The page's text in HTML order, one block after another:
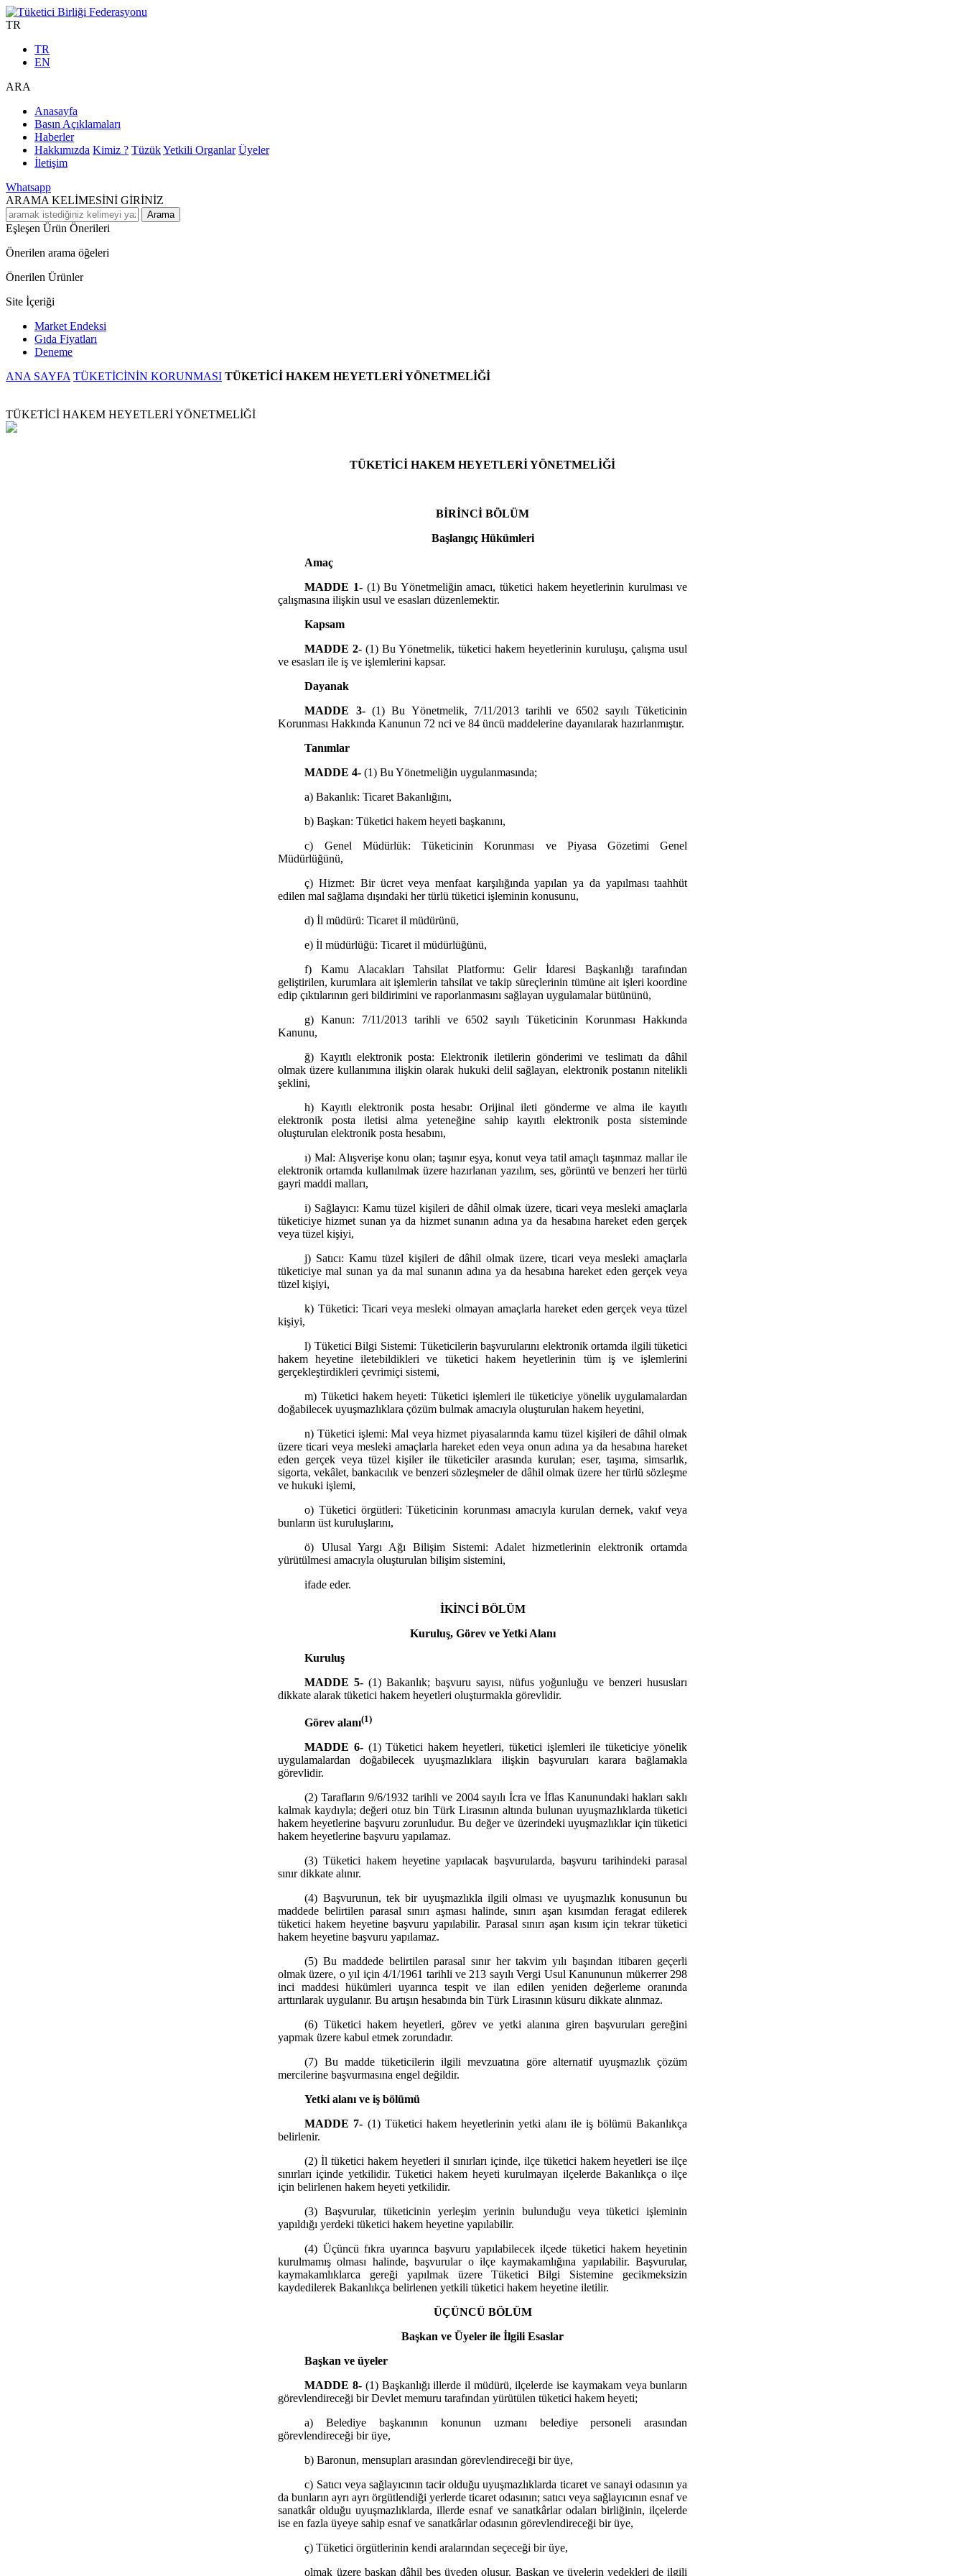
TR
TR
EN
ARA
Anasayfa
Basın Açıklamaları
Haberler
Hakkımızda Kimiz ? TüzükYetkili Organlar Üyeler
İletişim
Whatsapp
ARAMA KELİMESİNİ GİRİNİZ
Arama
Eşleşen Ürün Önerileri
Önerilen arama öğeleri
Önerilen Ürünler
Site İçeriği
Market Endeksi
Gıda Fiyatları
Deneme
ANA SAYFA TÜKETİCİNİN KORUNMASI TÜKETİCİ HAKEM HEYETLERİ YÖNETMELİĞİ
TÜKETİCİ HAKEM HEYETLERİ YÖNETMELİĞİ
TÜKETİCİ HAKEM HEYETLERİ YÖNETMELİĞİ
BİRİNCİ BÖLÜM
Başlangıç Hükümleri
Amaç
MADDE 1- (1) Bu Yönetmeliğin amacı, tüketici hakem heyetlerinin kurulması ve
çalışmasına ilişkin usul ve esasları düzenlemektir.
Kapsam
MADDE 2-(1) Bu Yönetmelik, tüketici hakem heyetlerinin kuruluşu, çalışma usul
ve esasları ile iş ve işlemlerini kapsar.
Dayanak
MADDE 3- (1) Bu Yönetmelik, 7/11/2013 tarihli ve 6502 sayılı Tüketicinin
Korunması Hakkında Kanunun 72 nci ve 84 üncü maddelerine dayanılarak hazırlanmıştır.
Tanımlar
MADDE 4- (1) Bu Yönetmeliğin uygulanmasında;
a) Bakanlık: Ticaret Bakanlığını,
b) Başkan: Tüketici hakem heyeti başkanını,
c) Genel Müdürlük: Tüketicinin Korunması ve Piyasa Gözetimi Genel
Müdürlüğünü,
ç) Hizmet: Bir ücret veya menfaat karşılığında yapılan ya da yapılması taahhüt
edilen mal sağlama dışındaki her türlü tüketici işleminin konusunu,
d) İl müdürü: Ticaret il müdürünü,
e) İl müdürlüğü: Ticaret il müdürlüğünü,
f) Kamu Alacakları Tahsilat Platformu: Gelir İdaresi Başkanlığı tarafından
geliştirilen, kurumlara ait işlemlerin tahsilat ve takip süreçlerinin tümüne ait işleri koordine
edip çıktılarının geri bildirimini ve raporlanmasını sağlayan uygulamalar bütününü,
g) Kanun: 7/11/2013 tarihli ve 6502 sayılı Tüketicinin Korunması Hakkında
Kanunu,
ğ) Kayıtlı elektronik posta: Elektronik iletilerin gönderimi ve teslimatı da dâhil
olmak üzere kullanımına ilişkin olarak hukuki delil sağlayan, elektronik postanın nitelikli
şeklini,
h) Kayıtlı elektronik posta hesabı: Orijinal ileti gönderme ve alma ile kayıtlı
elektronik posta iletisi alma yeteneğine sahip kayıtlı elektronik posta sisteminde
oluşturulan elektronik posta hesabını,
ı) Mal: Alışverişe konu olan; taşınır eşya, konut veya tatil amaçlı taşınmaz mallar ile
elektronik ortamda kullanılmak üzere hazırlanan yazılım, ses, görüntü ve benzeri her türlü
gayri maddi malları,
i) Sağlayıcı: Kamu tüzel kişileri de dâhil olmak üzere, ticari veya mesleki amaçlarla
tüketiciye hizmet sunan ya da hizmet sunanın adına ya da hesabına hareket eden gerçek
veya tüzel kişiyi,
j) Satıcı: Kamu tüzel kişileri de dâhil olmak üzere, ticari veya mesleki amaçlarla
tüketiciye mal sunan ya da mal sunanın adına ya da hesabına hareket eden gerçek veya
tüzel kişiyi,
k) Tüketici: Ticari veya mesleki olmayan amaçlarla hareket eden gerçek veya tüzel
kişiyi,
l) Tüketici Bilgi Sistemi: Tüketicilerin başvurularını elektronik ortamda ilgili tüketici
hakem heyetine iletebildikleri ve tüketici hakem heyetlerinin tüm iş ve işlemlerini
gerçekleştirdikleri çevrimiçi sistemi,
m) Tüketici hakem heyeti: Tüketici işlemleri ile tüketiciye yönelik uygulamalardan
doğabilecek uyuşmazlıklara çözüm bulmak amacıyla oluşturulan hakem heyetini,
n) Tüketici işlemi: Mal veya hizmet piyasalarında kamu tüzel kişileri de dâhil olmak
üzere ticari veya mesleki amaçlarla hareket eden veya onun adına ya da hesabına hareket
eden gerçek veya tüzel kişiler ile tüketiciler arasında kurulan; eser, taşıma, simsarlık,
sigorta, vekâlet, bankacılık ve benzeri sözleşmeler de dâhil olmak üzere her türlü sözleşme
ve hukuki işlemi,
o) Tüketici örgütleri: Tüketicinin korunması amacıyla kurulan dernek, vakıf veya
bunların üst kuruluşlarını,
ö) Ulusal Yargı Ağı Bilişim Sistemi: Adalet hizmetlerinin elektronik ortamda
yürütülmesi amacıyla oluşturulan bilişim sistemini,
ifade eder.
İKİNCİ BÖLÜM
Kuruluş, Görev ve Yetki Alanı
Kuruluş
MADDE 5-(1) Bakanlık; başvuru sayısı, nüfus yoğunluğu ve benzeri hususları
dikkate alarak tüketici hakem heyetleri oluşturmakla görevlidir.
Görev alanı(1)
MADDE 6- (1) Tüketici hakem heyetleri, tüketici işlemleri ile tüketiciye yönelik
uygulamalardan doğabilecek uyuşmazlıklara ilişkin başvuruları karara bağlamakla
görevlidir.
(2) Tarafların 9/6/1932 tarihli ve 2004 sayılı İcra ve İflas Kanunundaki hakları saklı
kalmak kaydıyla; değeri otuz bin Türk Lirasının altında bulunan uyuşmazlıklarda tüketici
hakem heyetlerine başvuru zorunludur. Bu değer ve üzerindeki uyuşmazlıklar için tüketici
hakem heyetlerine başvuru yapılamaz.
(3) Tüketici hakem heyetine yapılacak başvurularda, başvuru tarihindeki parasal
sınır dikkate alınır.
(4) Başvurunun, tek bir uyuşmazlıkla ilgili olması ve uyuşmazlık konusunun bu
maddede belirtilen parasal sınırı aşması halinde, sınırı aşan kısımdan feragat edilerek
tüketici hakem heyetine başvuru yapılabilir. Parasal sınırı aşan kısım için tekrar tüketici
hakem heyetine başvuru yapılamaz.
(5) Bu maddede belirtilen parasal sınır her takvim yılı başından itibaren geçerli
olmak üzere, o yıl için 4/1/1961 tarihli ve 213 sayılı Vergi Usul Kanununun mükerrer 298
inci maddesi hükümleri uyarınca tespit ve ilan edilen yeniden değerleme oranında
arttırılarak uygulanır. Bu artışın hesabında bin Türk Lirasının küsuru dikkate alınmaz.
(6) Tüketici hakem heyetleri, görev ve yetki alanına giren başvuruları gereğini
yapmak üzere kabul etmek zorundadır.
(7) Bu madde tüketicilerin ilgili mevzuatına göre alternatif uyuşmazlık çözüm
mercilerine başvurmasına engel değildir.
Yetki alanı ve iş bölümü
MADDE 7- (1) Tüketici hakem heyetlerinin yetki alanı ile iş bölümü Bakanlıkça
belirlenir.
(2) İl tüketici hakem heyetleri il sınırları içinde, ilçe tüketici hakem heyetleri ise ilçe
sınırları içinde yetkilidir. Tüketici hakem heyeti kurulmayan ilçelerde Bakanlıkça o ilçe
için belirlenen hakem heyeti yetkilidir.
(3) Başvurular, tüketicinin yerleşim yerinin bulunduğu veya tüketici işleminin
yapıldığı yerdeki tüketici hakem heyetine yapılabilir.
(4) Üçüncü fıkra uyarınca başvuru yapılabilecek ilçede tüketici hakem heyetinin
kurulmamış olması halinde, başvurular o ilçe kaymakamlığına yapılabilir. Başvurular,
kaymakamlıklarca gereği yapılmak üzere Tüketici Bilgi Sistemine gecikmeksizin
kaydedilerek Bakanlıkça belirlenen yetkili tüketici hakem heyetine iletilir.
ÜÇÜNCÜ BÖLÜM
Başkan ve Üyeler ile İlgili Esaslar
Başkan ve üyeler
MADDE 8- (1) Başkanlığı illerde il müdürü, ilçelerde ise kaymakam veya bunların
görevlendireceği bir Devlet memuru tarafından yürütülen tüketici hakem heyeti;
a) Belediye başkanının konunun uzmanı belediye personeli arasından
görevlendireceği bir üye,
b) Baronun, mensupları arasından görevlendireceği bir üye,
c) Satıcı veya sağlayıcının tacir olduğu uyuşmazlıklarda ticaret ve sanayi odasının ya
da bunların ayrı ayrı örgütlendiği yerlerde ticaret odasının; satıcı veya sağlayıcının esnaf ve
sanatkâr olduğu uyuşmazlıklarda, illerde esnaf ve sanatkârlar odaları birliğinin, ilçelerde
ise en fazla üyeye sahip esnaf ve sanatkârlar odasının görevlendireceği bir üye,
ç) Tüketici örgütlerinin kendi aralarından seçeceği bir üye,
olmak üzere başkan dâhil beş üyeden oluşur. Başkan ve üyelerin yedekleri de ilgili